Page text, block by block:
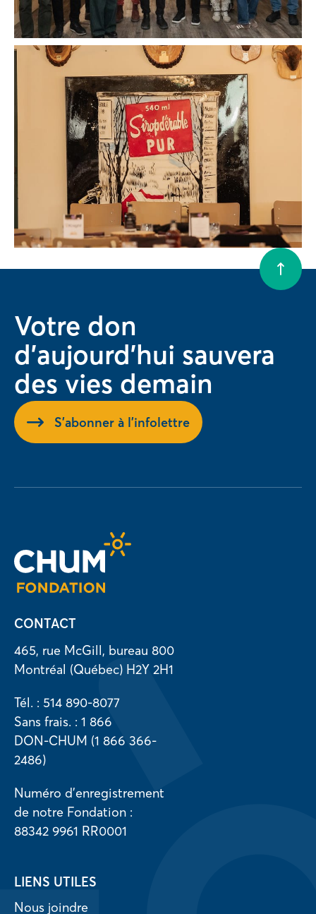
Votre don
d'aujourd'hui sauvera
des vies demain
S'abonner à l'infolettre
CONTACT
465, rue McGill, bureau 800
Montréal (Québec) H2Y 2H1
Tél. : 514 890-8077
Sans frais. : 1 866
DON-CHUM (1 866 366-
2486)
Numéro d’enregistrement
de notre Fondation :
88342 9961 RR0001
LIENS UTILES
Nous joindre